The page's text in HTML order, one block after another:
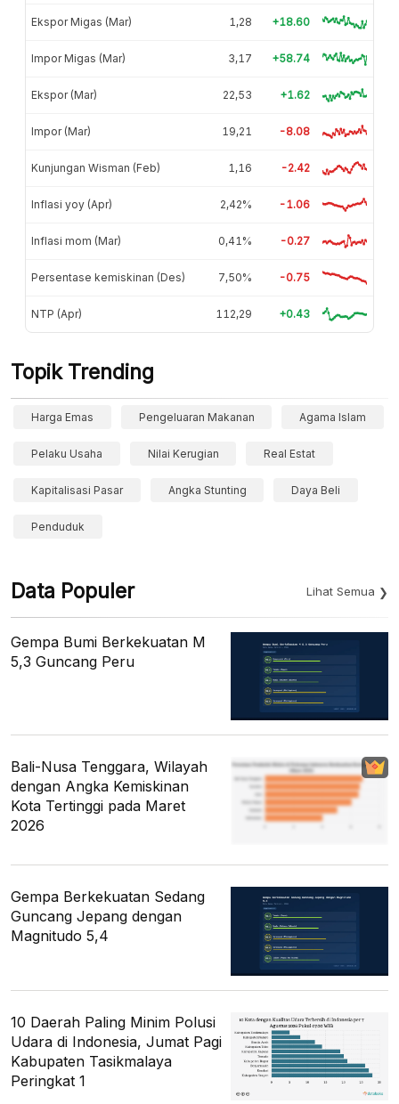
Ekspor Migas (Mar) 1,28 +18.60
Impor Migas (Mar) 3,17 +58.74
Ekspor (Mar) 22,53 +1.62
Impor (Mar) 19,21 -8.08
Kunjungan Wisman (Feb) 1,16 -2.42
Inflasi yoy (Apr) 2,42% -1.06
Inflasi mom (Mar) 0,41% -0.27
Persentase kemiskinan (Des) 7,50% -0.75
NTP (Apr) 112,29 +0.43
Topik Trending
Harga Emas Pengeluaran Makanan Agama Islam
Pelaku Usaha Nilai Kerugian Real Estat
Kapitalisasi Pasar Angka Stunting Daya Beli
Penduduk
Data Populer Lihat Semua
Gempa Bumi Berkekuatan M
5,3 Guncang Peru
Bali-Nusa Tenggara, Wilayah
dengan Angka Kemiskinan
Kota Tertinggi pada Maret
2026
Gempa Berkekuatan Sedang
Guncang Jepang dengan
Magnitudo 5,4
10 Daerah Paling Minim Polusi
Udara di Indonesia, Jumat Pagi
Kabupaten Tasikmalaya
Peringkat 1